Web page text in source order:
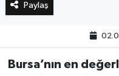
Paylaş
Bursa’nın en